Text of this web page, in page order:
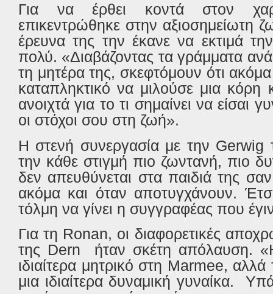
Για να έρθει κοντά στον
επικεντρώθηκε στην αξιοσημείωτη
έρευνα της την έκανε να εκτιμά
πολύ. «Διαβάζοντας τα γράμματα
τη μητέρα της, σκεφτόμουν ότι
καταπληκτικό να μιλούσε μια κόρη
ανοιχτά για το τι σημαίνει να είσαι
οι στόχοι σου στη ζωή».
Η στενή συνεργασία με την Gerwig
την κάθε στιγμή πιο ζωντανή, πιο
δεν απευθύνεται στα παιδιά της
ακόμα και όταν αποτυγχάνουν.
τόλμη να γίνει η συγγραφέας που
Για τη Ronan, οι διαφορετικές
της Dern
ήταν σκέτη απόλαυση.
ιδιαίτερα μητρικό στη Marmee, αλλά
μια ιδιαίτερα δυναμική γυναίκα.